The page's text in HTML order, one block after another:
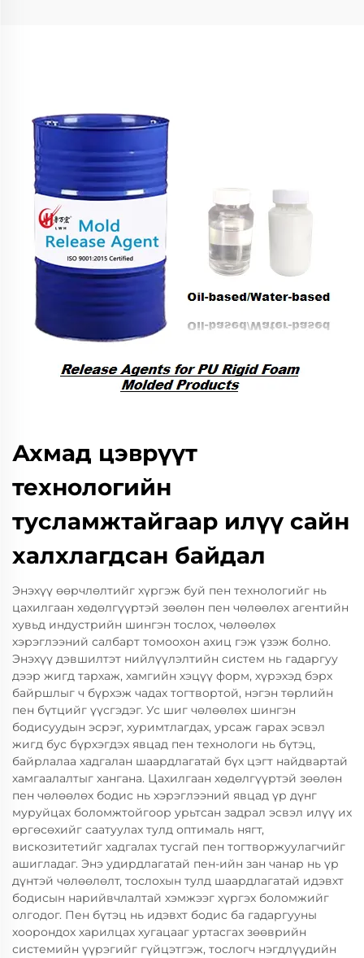
Ахмад цэврүүт
технологийн
тусламжтайгаар илүү сайн
халхлагдсан байдал
Энэхүү өөрчлөлтийг хүргэж буй пен технологийг нь
цахилгаан хөдөлгүүртэй зөөлөн пен чөлөөлөх агентийн
хувьд индустрийн шингэн тослох, чөлөөлөх
хэрэглээний салбарт томоохон ахиц гэж үзэж болно.
Энэхүү дэвшилтэт нийлүүлэлтийн систем нь гадаргуу
дээр жигд тархаж, хамгийн хэцүү форм, хүрэхэд бэрх
байршлыг ч бүрхэж чадах тогтвортой, нэгэн төрлийн
пен бүтцийг үүсгэдэг. Ус шиг чөлөөлөх шингэн
бодисуудын эсрэг, хуримтлагдах, урсаж гарах эсвэл
жигд бус бүрхэгдэх явцад пен технологи нь бүтэц,
байрлалаа хадгалан шаардлагатай бүх цэгт найдвартай
хамгаалалтыг хангана. Цахилгаан хөдөлгүүртэй зөөлөн
пен чөлөөлөх бодис нь хэрэглээний явцад үр дүнг
муруйцах боломжтойгоор урьтсан задрал эсвэл илүү их
өргөсөхийг саатуулах тулд оптималь нягт,
вискозитетийг хадгалах тусгай пен тогтворжуулагчийг
ашигладаг. Энэ удирдлагатай пен-ийн зан чанар нь үр
дүнтэй чөлөөлөлт, тослохын тулд шаардлагатай идэвхт
бодисын нарийвчлалтай хэмжээг хүргэх боломжийг
олгодог. Пен бүтэц нь идэвхт бодис ба гадаргууны
хоорондох харилцах хугацааг уртасгах зөөврийн
системийн үүрэгийг гүйцэтгэж, тослогч нэгдлүүдийн